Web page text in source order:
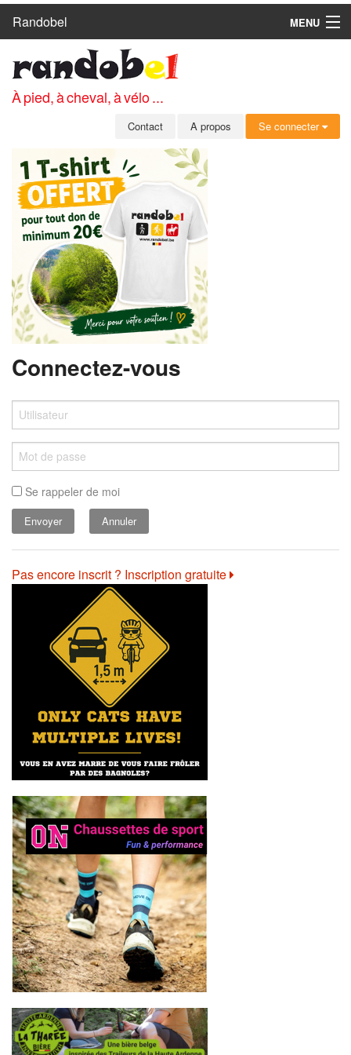
Randobel
MENU
CIRCUITS
CLUBS
MEMBRES
SE CONNECTER
INSCRIPTION GRATUITE
MOT DE PASSE OUBLIÉ
À pied, à cheval, à vélo ...
Contact A propos Se connecter
Connectez-vous
Se rappeler de moi
Annuler
Pas encore inscrit ? Inscription gratuite